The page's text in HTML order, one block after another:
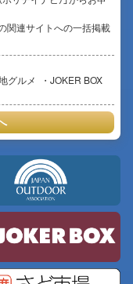
関連サイトへの一括掲載
グルメ
JOKER BOX